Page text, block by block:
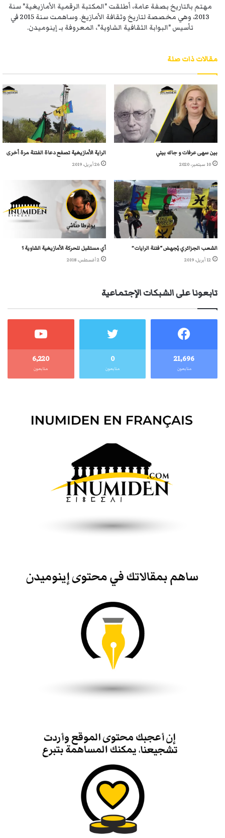
مهتم بالتاريخ بصفة عامة، أطلقت "المكتبة الرقمية الأمازيغية" سنة
2013، وهي مخصصة لتاريخ وثقافة الأمازيغ. وساهمت سنة 2015 في
تأسيس "البوابة الثقافية الشاوية"، المعروفة بـ إينوميدن.
مقالات ذات صلة
بين سهى عرفات و جاك بيني
10 سبتمبر، 2020
الراية الأمازيغية تصفع دعاة الفتنة مرة أخرى
26 أبريل، 2019
الشعب الجزائري يُجهض “فتنة الرايات”
12 أبريل، 2019
أي مستقبل للحركة الأمازيغية الشاوية ؟
2 أغسطس، 2018
تابعونا على الشبكات الإجتماعية
21٬696
متابعون
0
متابعون
6٬220
متابعون